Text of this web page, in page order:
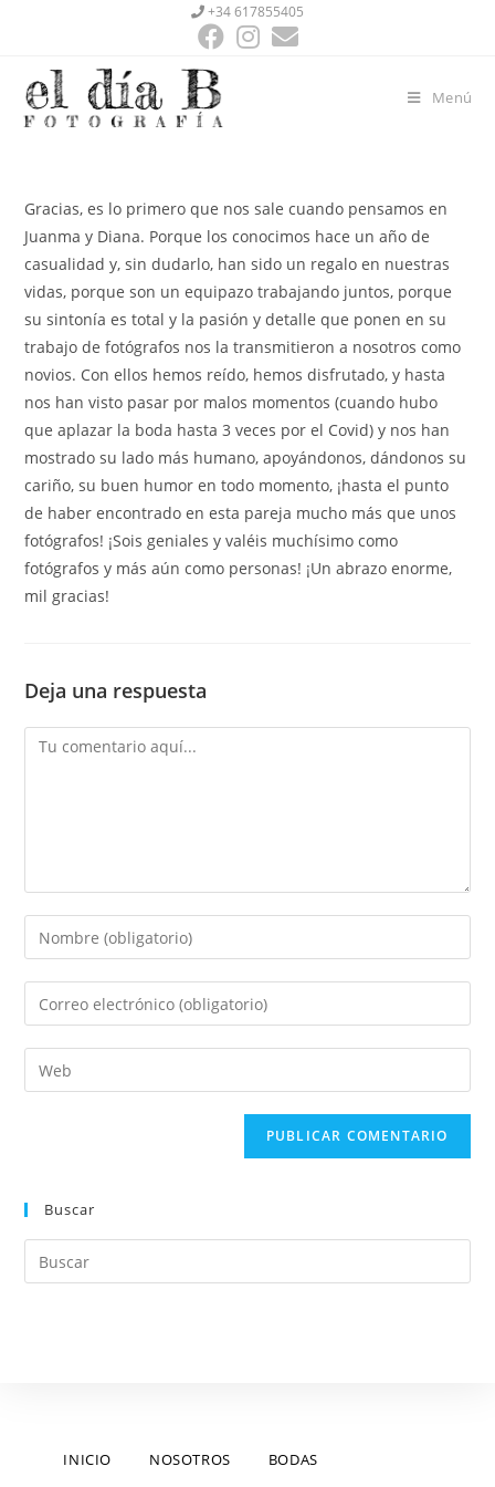
+34 617855405
Menú
Gracias, es lo primero que nos sale cuando pensamos en
Juanma y Diana. Porque los conocimos hace un año de
casualidad y, sin dudarlo, han sido un regalo en nuestras
vidas, porque son un equipazo trabajando juntos, porque
su sintonía es total y la pasión y detalle que ponen en su
trabajo de fotógrafos nos la transmitieron a nosotros como
novios. Con ellos hemos reído, hemos disfrutado, y hasta
nos han visto pasar por malos momentos (cuando hubo
que aplazar la boda hasta 3 veces por el Covid) y nos han
mostrado su lado más humano, apoyándonos, dándonos su
cariño, su buen humor en todo momento, ¡hasta el punto
de haber encontrado en esta pareja mucho más que unos
fotógrafos! ¡Sois geniales y valéis muchísimo como
fotógrafos y más aún como personas! ¡Un abrazo enorme,
mil gracias!
Deja una respuesta
Buscar
INICIO NOSOTROS BODAS